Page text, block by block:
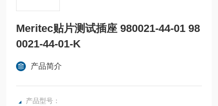
Meritec贴片测试插座 980021-44-01 98
0021-44-01-K
产品简介
产品型号：